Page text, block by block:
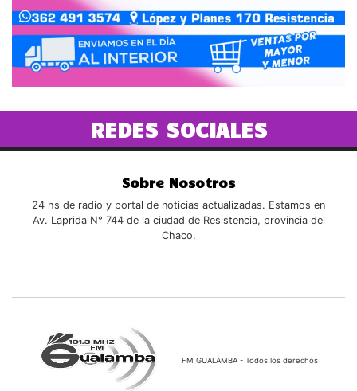
REDES SOCIALES
Sobre Nosotros
24 hs de radio y portal de noticias actualizadas. Estamos en
Av. Laprida N° 744 de la ciudad de Resistencia, provincia del
Chaco.
FM GUALAMBA - Todos los derechos